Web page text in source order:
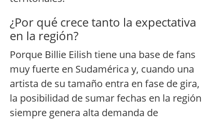
¿Por qué crece tanto la expectativa
en la región?
Porque Billie Eilish tiene una base de fans
muy fuerte en Sudamérica y, cuando una
artista de su tamaño entra en fase de gira,
la posibilidad de sumar fechas en la región
siempre genera alta demanda de